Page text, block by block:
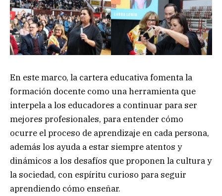
En este marco, la cartera educativa fomenta la
formación docente como una herramienta que
interpela a los educadores a continuar para ser
mejores profesionales, para entender cómo
ocurre el proceso de aprendizaje en cada persona,
además los ayuda a estar siempre atentos y
dinámicos a los desafíos que proponen la cultura y
la sociedad, con espíritu curioso para seguir
aprendiendo cómo enseñar.